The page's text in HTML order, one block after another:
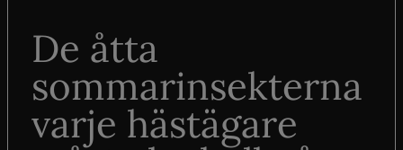
De åtta
sommarinsekterna
varje hästägare